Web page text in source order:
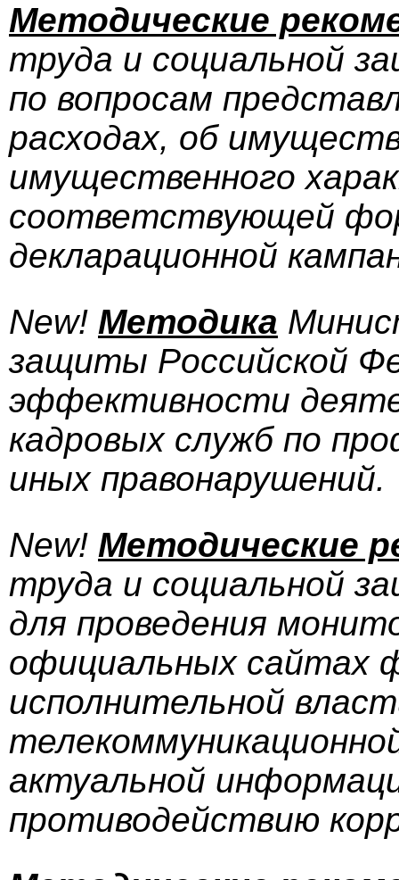
Методические
труда и социальной
по вопросам
расходах, об
имущественного
соответствующей
декларационной
New! Методика
защиты Российской
эффективности
кадровых служб по
иных правонарушений.
New! Методические
труда и социальной
для проведения
официальных сайтах
исполнительной
актуальной
противодействию